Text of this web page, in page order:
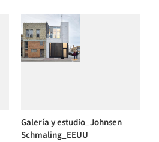
Galería y estudio_Johnsen
Schmaling_EEUU